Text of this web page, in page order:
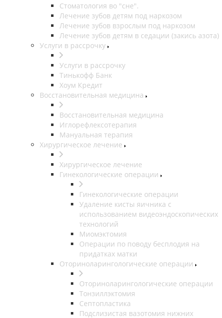
Стоматология во "сне".
Лечение зубов детям под наркозом
Лечение зубов взрослым под наркозом
Лечение зубов детям в седации (закись азота)
Услуги в рассрочку
Услуги в рассрочку
Тинькофф Банк
Хоум Кредит
Восстановительная медицина
Восстановительная медицина
Иглорефлексотерапия
Мануальная терапия
Хирургическое лечение
Хирургическое лечение
Гинекологические операции
Гинекологические операции
Удаление кисты яичника с
использованием видеоэндоскопических
технологий
Миомэктомия
Операции по поводу бесплодия на
придатках матки
Оториноларингологические операции
Оториноларингологические операции
Тонзиллэктомия
Септопластика
Подслизистая вазотомия нижних